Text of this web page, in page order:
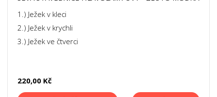
SADA
1.) Ježek v kleci
2.) Ježek v krychli
3.) Ježek ve čtverci
220,00 Kč